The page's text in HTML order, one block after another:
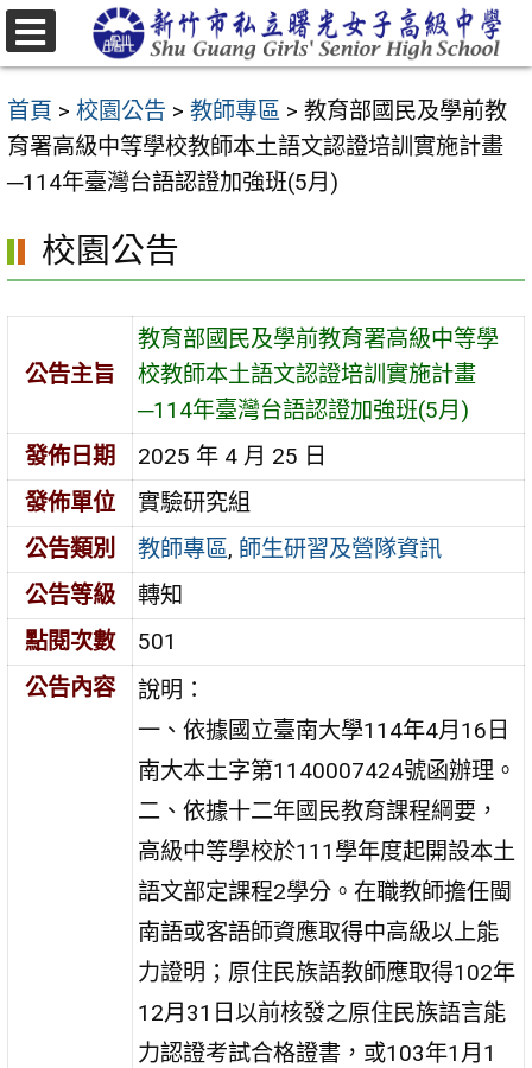
跳
至
要
內
容
首頁 > 校園公告 > 教師專區 > 教育部國民及學前教
育署高級中等學校教師本土語文認證培訓實施計畫
─114年臺灣台語認證加強班(5月)
校園公告
公告主旨
教育部國民及學前教育署高級中等學
校教師本土語文認證培訓實施計畫
─114年臺灣台語認證加強班(5月)
發佈日期
2025 年 4 月 25 日
發佈單位
實驗研究組
公告類別
教師專區, 師生研習及營隊資訊
公告等級
轉知
點閱次數
501
公告內容
說明：
一、依據國立臺南大學114年4月16日
南大本土字第1140007424號函辦理。
二、依據十二年國民教育課程綱要，
高級中等學校於111學年度起開設本土
語文部定課程2學分。在職教師擔任閩
南語或客語師資應取得中高級以上能
力證明；原住民族語教師應取得102年
12月31日以前核發之原住民族語言能
力認證考試合格證書，或103年1月1
選
單